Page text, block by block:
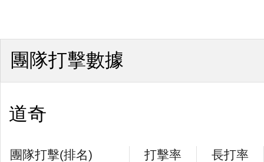
團隊打擊數據
道奇
團隊打擊(排名) 打擊率 長打率